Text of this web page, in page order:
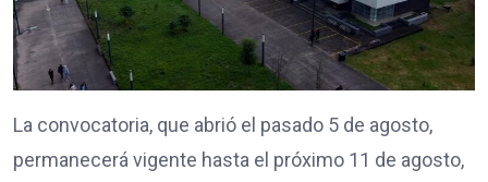
La convocatoria, que abrió el pasado 5 de agosto,
permanecerá vigente hasta el próximo 11 de agosto,